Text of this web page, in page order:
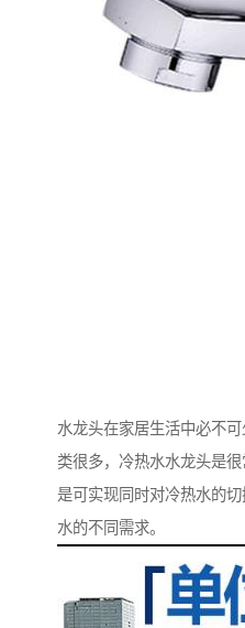
水龙头在家居生活中必不
类很多，冷热水水龙头是
是可实现同时对冷热水的
水的不同需求。